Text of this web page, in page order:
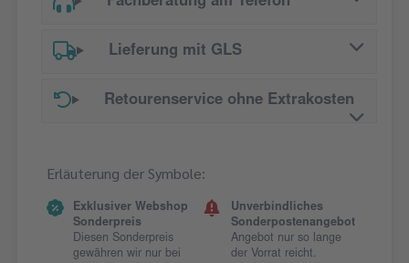
Lieferung mit GLS
Retourenservice ohne Extrakosten
Erläuterung der Symbole:
Exklusiver Webshop
Sonderpreis
Diesen Sonderpreis
gewähren wir nur bei
Unverbindliches
Sonderpostenangebot
Angebot nur so lange
der Vorrat reicht.